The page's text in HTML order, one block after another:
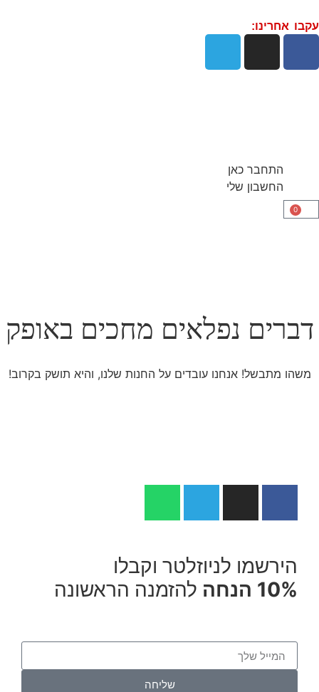
עקבו אחרינו:
התחבר כאן
החשבון שלי
0
דברים נפלאים מחכים באופק
משהו מתבשל! אנחנו עובדים על החנות שלנו, והיא תושק בקרוב!
הירשמו לניוזלטר וקבלו
10% הנחה
להזמנה הראשונה
שליחה